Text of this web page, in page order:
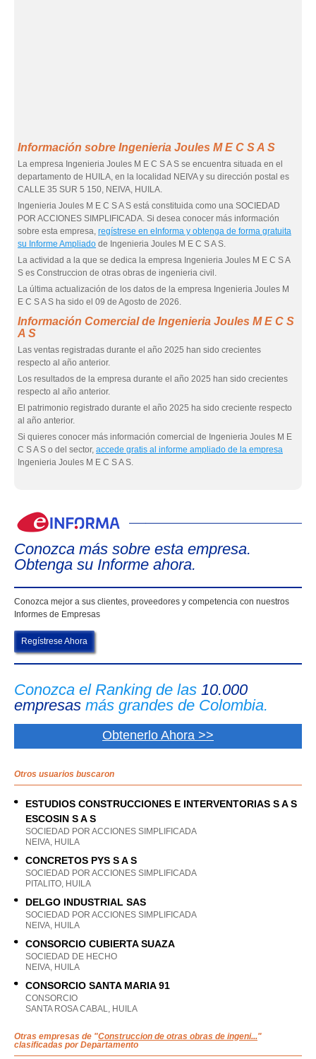
Información sobre Ingenieria Joules M E C S A S
La empresa Ingenieria Joules M E C S A S se encuentra situada en el
departamento de HUILA, en la localidad NEIVA y su dirección postal es
CALLE 35 SUR 5 150, NEIVA, HUILA.
Ingenieria Joules M E C S A S está constituida como una SOCIEDAD
POR ACCIONES SIMPLIFICADA. Si desea conocer más información
sobre esta empresa, regístrese en eInforma y obtenga de forma gratuita
su Informe Ampliado de Ingenieria Joules M E C S A S.
La actividad a la que se dedica la empresa Ingenieria Joules M E C S A
S es Construccion de otras obras de ingenieria civil.
La última actualización de los datos de la empresa Ingenieria Joules M
E C S A S ha sido el 09 de Agosto de 2026.
Información Comercial de Ingenieria Joules M E C S
A S
Las ventas registradas durante el año 2025 han sido crecientes
respecto al año anterior.
Los resultados de la empresa durante el año 2025 han sido crecientes
respecto al año anterior.
El patrimonio registrado durante el año 2025 ha sido creciente respecto
al año anterior.
Si quieres conocer más información comercial de Ingenieria Joules M E
C S A S o del sector, accede gratis al informe ampliado de la empresa
Ingenieria Joules M E C S A S.
Conozca más sobre esta empresa.
Obtenga su Informe ahora.
Conozca mejor a sus clientes, proveedores y competencia con nuestros
Informes de Empresas
Regístrese Ahora
Conozca el Ranking de las 10.000
empresas más grandes de Colombia.
Obtenerlo Ahora >>
Otros usuarios buscaron
ESTUDIOS CONSTRUCCIONES E INTERVENTORIAS S A S
ESCOSIN S A S
SOCIEDAD POR ACCIONES SIMPLIFICADA
NEIVA, HUILA
CONCRETOS PYS S A S
SOCIEDAD POR ACCIONES SIMPLIFICADA
PITALITO, HUILA
DELGO INDUSTRIAL SAS
SOCIEDAD POR ACCIONES SIMPLIFICADA
NEIVA, HUILA
CONSORCIO CUBIERTA SUAZA
SOCIEDAD DE HECHO
NEIVA, HUILA
CONSORCIO SANTA MARIA 91
CONSORCIO
SANTA ROSA CABAL, HUILA
Otras empresas de "Construccion de otras obras de ingeni..."
clasificadas por Departamento